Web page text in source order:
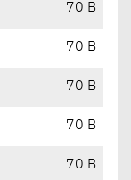
70 B
70 B
70 B
70 B
70 B